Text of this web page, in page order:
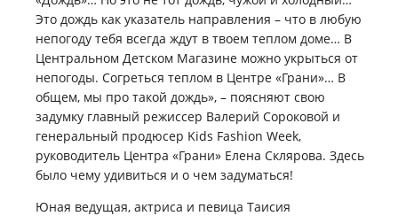
Это дождь как указатель направления – что в любую
непогоду тебя всегда ждут в твоем теплом доме… В
Центральном Детском Магазине можно укрыться от
непогоды. Согреться теплом в Центре «Грани»… В
общем, мы про такой дождь», – поясняют свою
задумку главный режиссер Валерий Сороковой и
генеральный продюсер Kids Fashion Week,
руководитель Центра «Грани» Елена Склярова. Здесь
было чему удивиться и о чем задуматься!
Юная ведущая, актриса и певица Таисия